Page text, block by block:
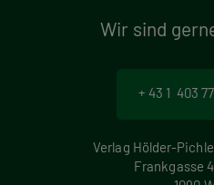
Wir sind
+ 43 1 403
Verlag Hölder-
Frankgasse